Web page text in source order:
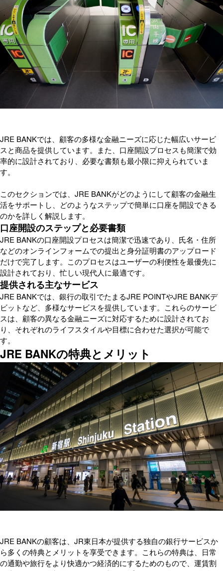
JRE BANKでは、顧客の多様な金融ニーズに応じた幅広いサービ
スと商品を提供しています。また、口座開設プロセスも簡潔で効
率的に設計されており、必要な書類も最小限に抑えられていま
す。
このセクションでは、JRE BANKがどのようにして顧客の金融生
活をサポートし、どのようなステップで簡単に口座を開設できる
のかを詳しく解説します。
口座開設のステップと必要書類
JRE BANKの口座開設プロセスは簡潔で迅速であり、氏名・住所
などのオンラインフォームでの提出と身分証明書のアップロード
だけで完了します。このプロセスはユーザーの利便性を最優先に
設計されており、忙しい現代人に最適です。
提供される主なサービス
JRE BANKでは、銀行の取引でたまるJRE POINTやJRE BANKデ
ビットなど、多様なサービスを提供しています。これらのサービ
スは、顧客の異なる金融ニーズに対応するために設計されてお
り、それぞれのライフスタイルや目標に合わせた選択が可能で
す。
JRE BANKの特典とメリット
JRE BANKの顧客は、JR東日本が提供する独自の銀行サービスか
ら多くの特典とメリットを享受できます。これらの特典は、日常
の通勤や旅行をより快適かつ経済的にするためのもので、運賃割